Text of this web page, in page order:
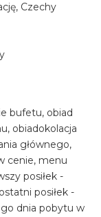
Czechy
bufetu, obiad
obiadokolacja
głównego,
cenie, menu
posiłek -
posiłek -
dnia pobytu w